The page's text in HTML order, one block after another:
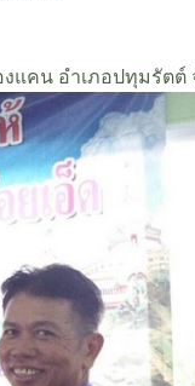
คน อำเภอปทุมรัตต์